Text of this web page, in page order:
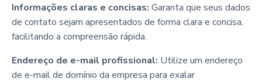
Informações claras e concisas: Garanta que seus dados
de contato sejam apresentados de forma clara e concisa,
facilitando a compreensão rápida.
Endereço de e-mail profissional: Utilize um endereço
de e-mail de domínio da empresa para exalar